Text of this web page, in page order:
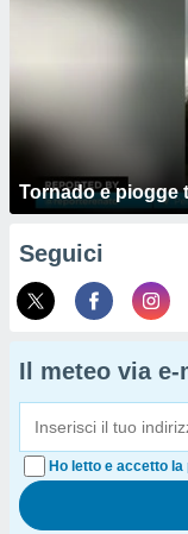
Tornado e piogge
Seguici
Il meteo via e-
Ho letto e accetto